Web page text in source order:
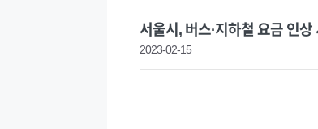
서울시, 버스·지하철 요금 인상
2023-02-15